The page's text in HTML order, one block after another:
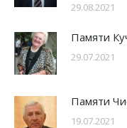
29.08.2021
Памяти
29.07.2021
Памяти
19.07.2021